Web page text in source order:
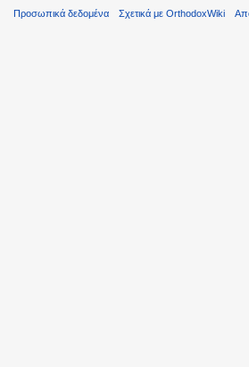
Προσωπικά δεδομένα Σχετικά με OrthodoxWiki